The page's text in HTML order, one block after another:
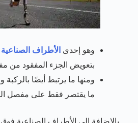
وهو إحدى الأطراف
بتعويض الجزء المفقود من
ومنها ما يرتبط أيضًا بالركبة
ما يقتصر فقط على مفصل
بالإضافة إلى الأطراف الصناعية